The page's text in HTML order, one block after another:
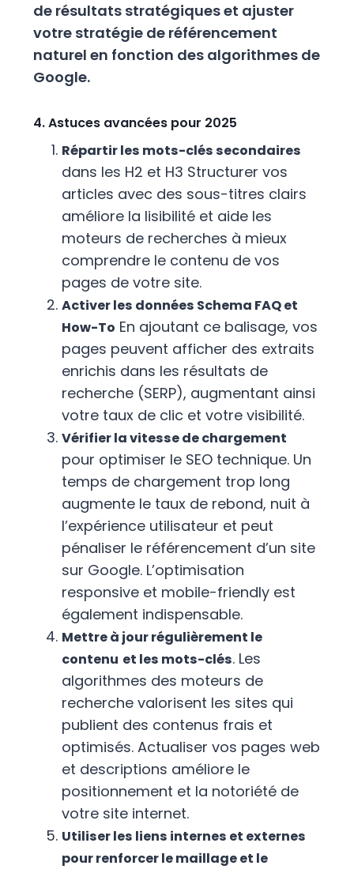
de résultats stratégiques et ajuster
votre stratégie de référencement
naturel en fonction des algorithmes de
Google.
4. Astuces avancées pour 2025
Répartir les mots-clés secondaires
dans les H2 et H3 Structurer vos
articles avec des sous-titres clairs
améliore la lisibilité et aide les
moteurs de recherches à mieux
comprendre le contenu de vos
pages de votre site.
Activer les données Schema FAQ et
How-To En ajoutant ce balisage, vos
pages peuvent afficher des extraits
enrichis dans les résultats de
recherche (SERP), augmentant ainsi
votre taux de clic et votre visibilité.
Vérifier la vitesse de chargement
pour optimiser le SEO technique. Un
temps de chargement trop long
augmente le taux de rebond, nuit à
l’expérience utilisateur et peut
pénaliser le référencement d’un site
sur Google. L’optimisation
responsive et mobile-friendly est
également indispensable.
Mettre à jour régulièrement le
contenu et les mots-clés. Les
algorithmes des moteurs de
recherche valorisent les sites qui
publient des contenus frais et
optimisés. Actualiser vos pages web
et descriptions améliore le
positionnement et la notoriété de
votre site internet.
Utiliser les liens internes et externes
pour renforcer le maillage et le